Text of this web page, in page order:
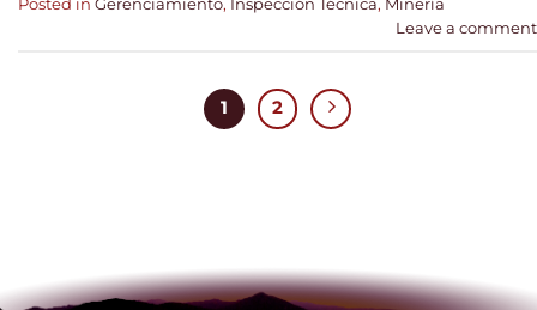
Posted in Gerenciamiento, Inspección Técnica, Minería
Leave a comment
1 2